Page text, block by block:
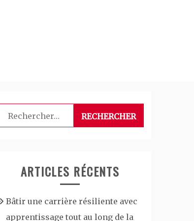
Rechercher :
ARTICLES RÉCENTS
Bâtir une carrière résiliente avec
apprentissage tout au long de la